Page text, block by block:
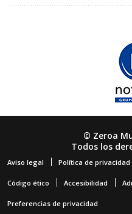
© Zeroa
Todos los
Aviso legal Política de privacidad
Código ético Accesibilidad
Preferencias de privacidad